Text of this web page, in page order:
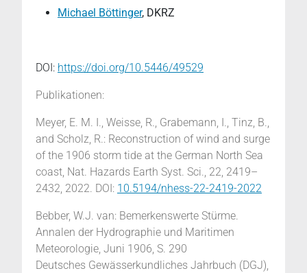
Michael Böttinger, DKRZ
DOI: https://doi.org/10.5446/49529
Publikationen:
Meyer, E. M. I., Weisse, R., Grabemann, I., Tinz, B.,
and Scholz, R.: Reconstruction of wind and surge
of the 1906 storm tide at the German North Sea
coast, Nat. Hazards Earth Syst. Sci., 22, 2419–
2432, 2022. DOI: 10.5194/nhess-22-2419-2022
Bebber, W.J. van: Bemerkenswerte Stürme.
Annalen der Hydrographie und Maritimen
Meteorologie, Juni 1906, S. 290
Deutsches Gewässerkundliches Jahrbuch (DGJ),